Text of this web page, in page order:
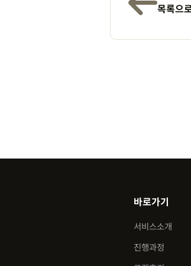
목록으
바로가기
서비스소개
진행과정